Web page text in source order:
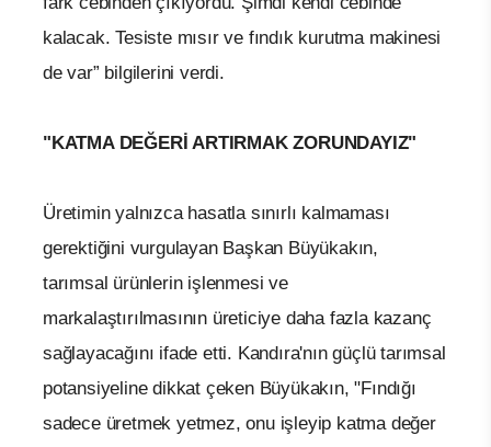
kalacak. Tesiste mısır ve fındık kurutma makinesi
de var” bilgilerini verdi.
"KATMA DEĞERİ ARTIRMAK ZORUNDAYIZ"
Üretimin yalnızca hasatla sınırlı kalmaması
gerektiğini vurgulayan Başkan Büyükakın,
tarımsal ürünlerin işlenmesi ve
markalaştırılmasının üreticiye daha fazla kazanç
sağlayacağını ifade etti. Kandıra'nın güçlü tarımsal
potansiyeline dikkat çeken Büyükakın, "Fındığı
sadece üretmek yetmez, onu işleyip katma değer